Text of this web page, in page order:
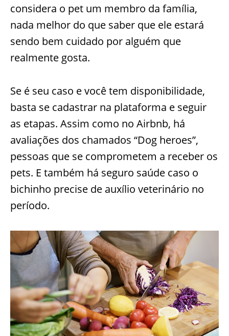
considera o pet um membro da família,
nada melhor do que saber que ele estará
sendo bem cuidado por alguém que
realmente gosta.
Se é seu caso e você tem disponibilidade,
basta se cadastrar na plataforma e seguir
as etapas. Assim como no Airbnb, há
avaliações dos chamados “Dog heroes”,
pessoas que se comprometem a receber os
pets. E também há seguro saúde caso o
bichinho precise de auxílio veterinário no
período.